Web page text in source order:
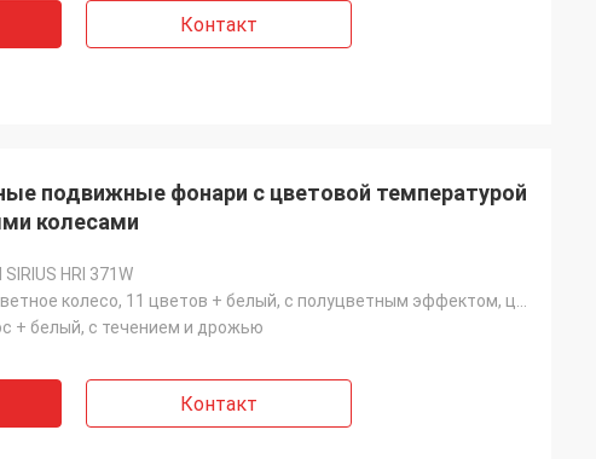
Контакт
подвижные фонари с цветовой температурой
колесами
SIRIUS HRI 371W
+ белый, с течением и дрожью
Контакт